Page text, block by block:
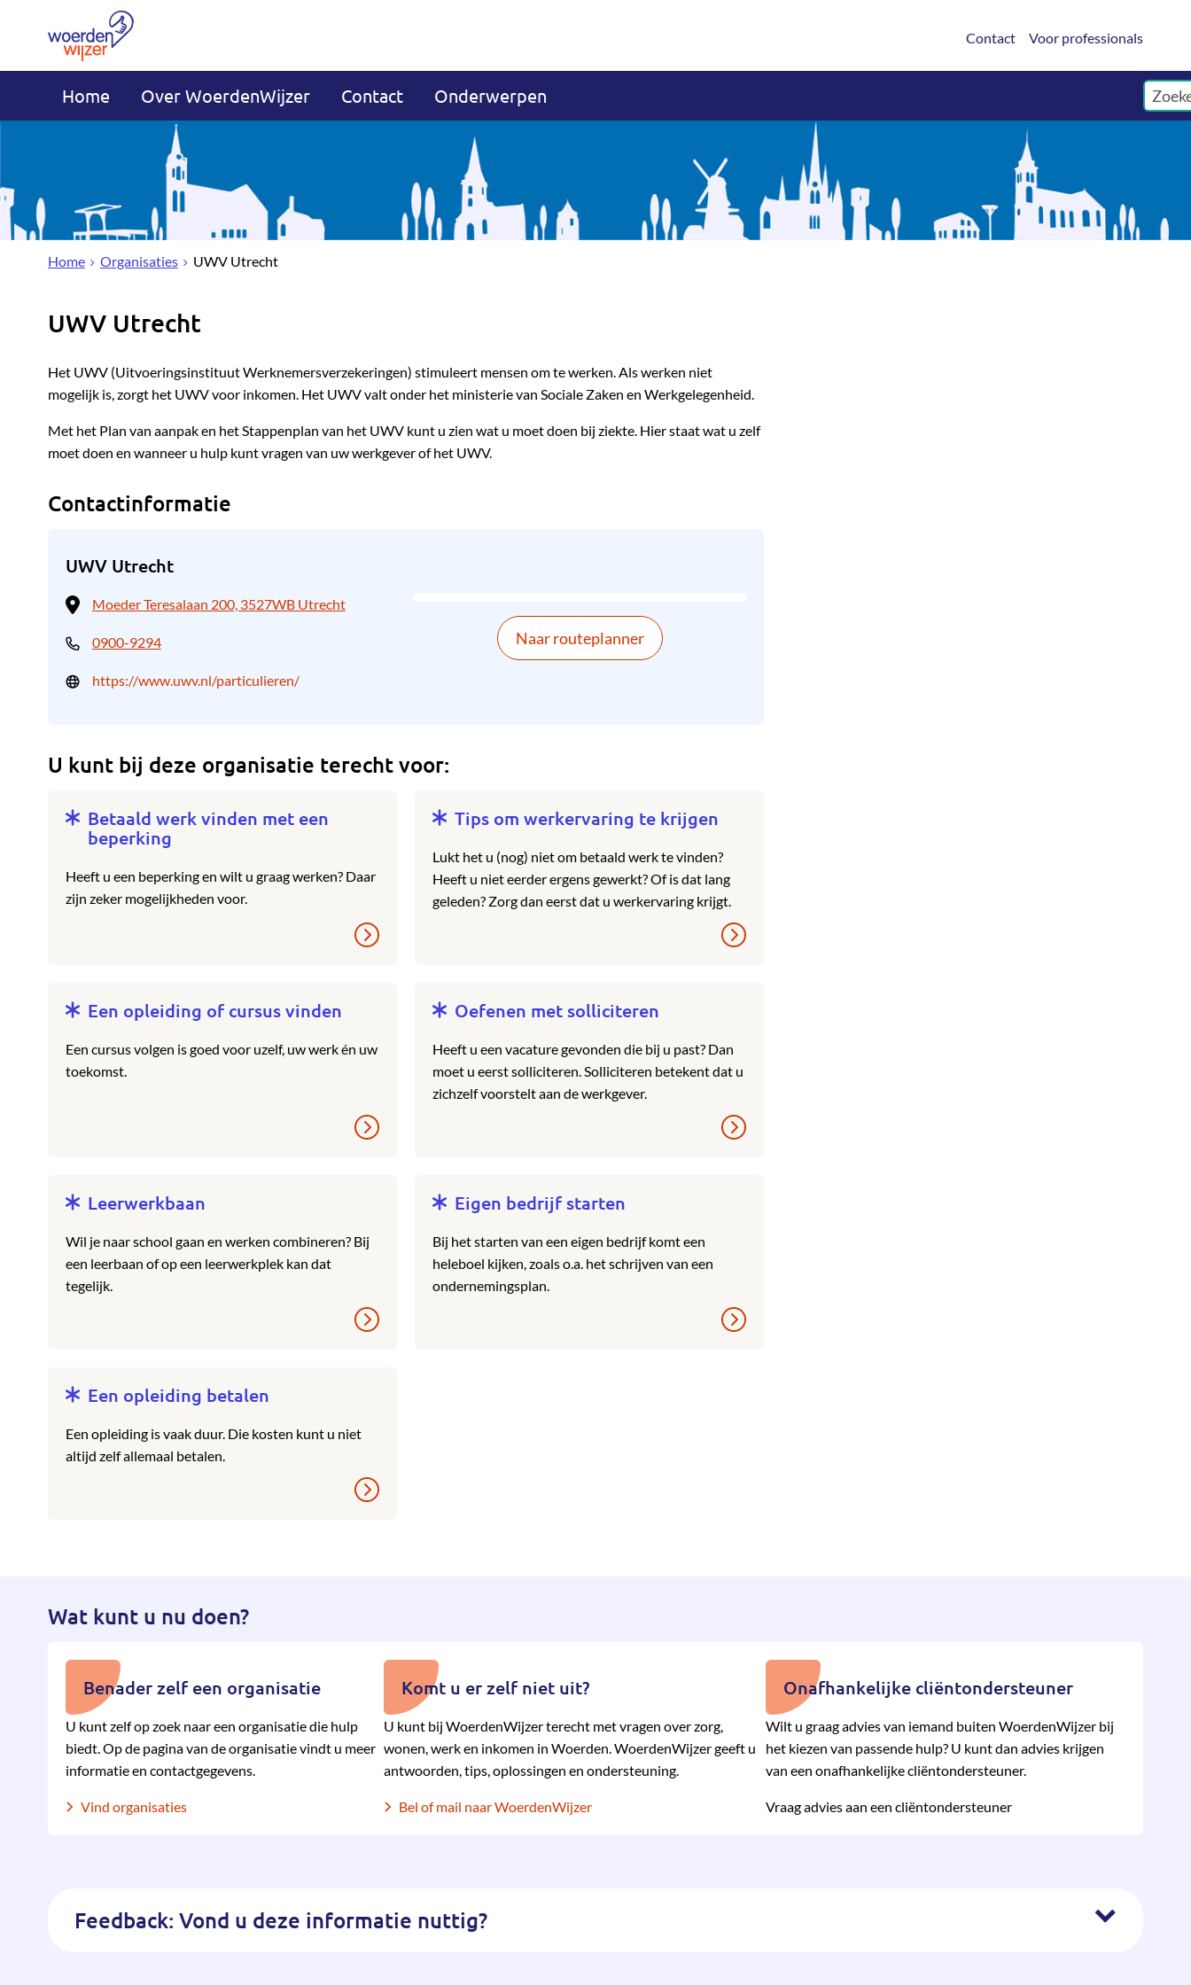
Contact Voor professionals
Home Over WoerdenWijzer Contact Onderwerpen
Home Organisaties UWV Utrecht
UWV Utrecht
Het UWV (Uitvoeringsinstituut Werknemersverzekeringen) stimuleert mensen om te werken. Als werken niet
mogelijk is, zorgt het UWV voor inkomen. Het UWV valt onder het ministerie van Sociale Zaken en Werkgelegenheid.
Met het Plan van aanpak en het Stappenplan van het UWV kunt u zien wat u moet doen bij ziekte. Hier staat wat u zelf
moet doen en wanneer u hulp kunt vragen van uw werkgever of het UWV.
Contactinformatie
UWV Utrecht
Moeder Teresalaan 200, 3527WB Utrecht
0900-9294
https://www.uwv.nl/particulieren/
Naar routeplanner
U kunt bij deze organisatie terecht voor:
Betaald werk vinden met een
beperking
Heeft u een beperking en wilt u graag werken? Daar
zijn zeker mogelijkheden voor.
Tips om werkervaring te krijgen
Lukt het u (nog) niet om betaald werk te vinden?
Heeft u niet eerder ergens gewerkt? Of is dat lang
geleden? Zorg dan eerst dat u werkervaring krijgt.
Een opleiding of cursus vinden
Een cursus volgen is goed voor uzelf, uw werk én uw
toekomst.
Oefenen met solliciteren
Heeft u een vacature gevonden die bij u past? Dan
moet u eerst solliciteren. Solliciteren betekent dat u
zichzelf voorstelt aan de werkgever.
Leerwerkbaan
Wil je naar school gaan en werken combineren? Bij
een leerbaan of op een leerwerkplek kan dat
tegelijk.
Eigen bedrijf starten
Bij het starten van een eigen bedrijf komt een
heleboel kijken, zoals o.a. het schrijven van een
ondernemingsplan.
Een opleiding betalen
Een opleiding is vaak duur. Die kosten kunt u niet
altijd zelf allemaal betalen.
Wat kunt u nu doen?
Benader zelf een organisatie
U kunt zelf op zoek naar een organisatie die hulp
biedt. Op de pagina van de organisatie vindt u meer
informatie en contactgegevens.
Vind organisaties
Komt u er zelf niet uit?
U kunt bij WoerdenWijzer terecht met vragen over zorg,
wonen, werk en inkomen in Woerden. WoerdenWijzer geeft u
antwoorden, tips, oplossingen en ondersteuning.
Bel of mail naar WoerdenWijzer
Onafhankelijke cliëntondersteuner
Wilt u graag advies van iemand buiten WoerdenWijzer bij
het kiezen van pas­sende hulp? U kunt dan advies krijgen
van een onafhan­kelijke cliënt­onder­steuner.
Vraag advies aan een cliëntondersteuner
Feedback: Vond u deze informatie nuttig?